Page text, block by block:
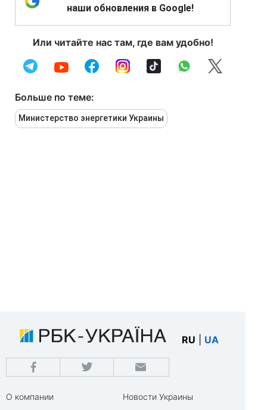
наши обновления в Google!
Или читайте нас там, где вам удобно!
Больше по теме:
Министерство энергетики Украины
RU UA
О компании
Новости Украины